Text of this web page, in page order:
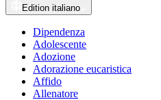
Edition italiano
Dipendenza
Adolescente
Adozione
Adorazione eucaristica
Affido
Allenatore